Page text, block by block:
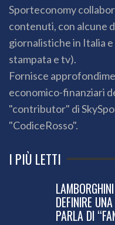
Sporteconomy
contenuti, con alcune
giornalistiche in Italia
stampata e tv).
Fornisce
economico-finanziari
"contributor" di
"CodiceRosso".
I PIÙ LETTI
DEFINIRE
PARLA DI